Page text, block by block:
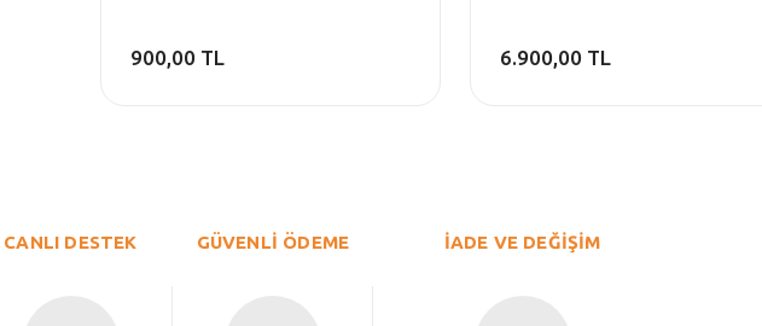
900,00 TL 6.900,00 TL
CANLI DESTEK GÜVENLİ ÖDEME İADE VE DEĞİŞİM